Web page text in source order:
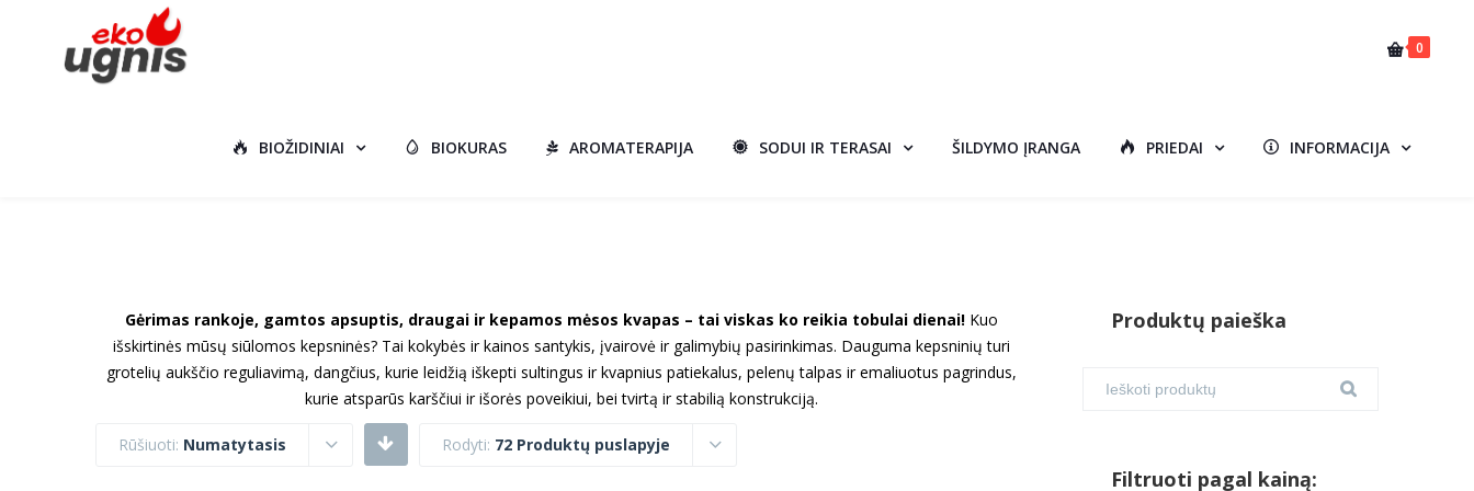
0
BIOŽIDINIAI BIOKURAS AROMATERAPIJA SODUI IR TERASAI ŠILDYMO ĮRANGA PRIEDAI INFORMACIJA
Gėrimas rankoje, gamtos apsuptis, draugai ir kepamos mėsos kvapas – tai viskas ko reikia tobulai dienai! Kuo
išskirtinės mūsų siūlomos kepsninės? Tai kokybės ir kainos santykis, įvairovė ir galimybių pasirinkimas. Dauguma kepsninių turi
grotelių aukščio reguliavimą, dangčius, kurie leidžią iškepti sultingus ir kvapnius patiekalus, pelenų talpas ir emaliuotus pagrindus,
kurie atsparūs karščiui ir išorės poveikiui, bei tvirtą ir stabilią konstrukciją.
Rūšiuoti: Numatytasis Rodyti: 72 Produktų puslapyje
Produktų paieška
Filtruoti pagal kainą: